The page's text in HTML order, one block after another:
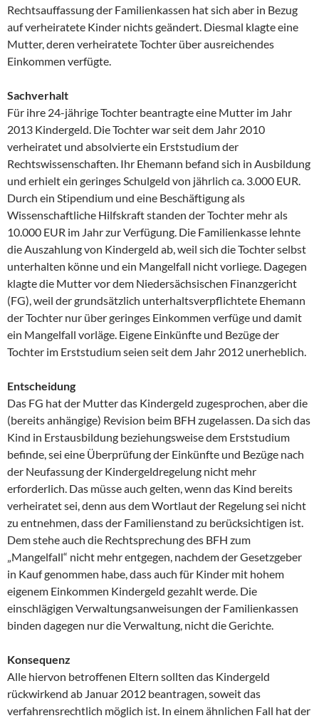
Rechtsauffassung der Familienkassen hat sich aber in Bezug
auf verheiratete Kinder nichts geändert. Diesmal klagte eine
Mutter, deren verheiratete Tochter über ausreichendes
Einkommen verfügte.
Sachverhalt
Für ihre 24-jährige Tochter beantragte eine Mutter im Jahr
2013 Kindergeld. Die Tochter war seit dem Jahr 2010
verheiratet und absolvierte ein Erststudium der
Rechtswissenschaften. Ihr Ehemann befand sich in Ausbildung
und erhielt ein geringes Schulgeld von jährlich ca. 3.000 EUR.
Durch ein Stipendium und eine Beschäftigung als
Wissenschaftliche Hilfskraft standen der Tochter mehr als
10.000 EUR im Jahr zur Verfügung. Die Familienkasse lehnte
die Auszahlung von Kindergeld ab, weil sich die Tochter selbst
unterhalten könne und ein Mangelfall nicht vorliege. Dagegen
klagte die Mutter vor dem Niedersächsischen Finanzgericht
(FG), weil der grundsätzlich unterhaltsverpflichtete Ehemann
der Tochter nur über geringes Einkommen verfüge und damit
ein Mangelfall vorläge. Eigene Einkünfte und Bezüge der
Tochter im Erststudium seien seit dem Jahr 2012 unerheblich.
Entscheidung
Das FG hat der Mutter das Kindergeld zugesprochen, aber die
(bereits anhängige) Revision beim BFH zugelassen. Da sich das
Kind in Erstausbildung beziehungsweise dem Erststudium
befinde, sei eine Überprüfung der Einkünfte und Bezüge nach
der Neufassung der Kindergeldregelung nicht mehr
erforderlich. Das müsse auch gelten, wenn das Kind bereits
verheiratet sei, denn aus dem Wortlaut der Regelung sei nicht
zu entnehmen, dass der Familienstand zu berücksichtigen ist.
Dem stehe auch die Rechtsprechung des BFH zum
„Mangelfall“ nicht mehr entgegen, nachdem der Gesetzgeber
in Kauf genommen habe, dass auch für Kinder mit hohem
eigenem Einkommen Kindergeld gezahlt werde. Die
einschlägigen Verwaltungsanweisungen der Familienkassen
binden dagegen nur die Verwaltung, nicht die Gerichte.
Konsequenz
Alle hiervon betroffenen Eltern sollten das Kindergeld
rückwirkend ab Januar 2012 beantragen, soweit das
verfahrensrechtlich möglich ist. In einem ähnlichen Fall hat der